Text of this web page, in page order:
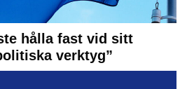
hålla fast vid sitt
verktyg”